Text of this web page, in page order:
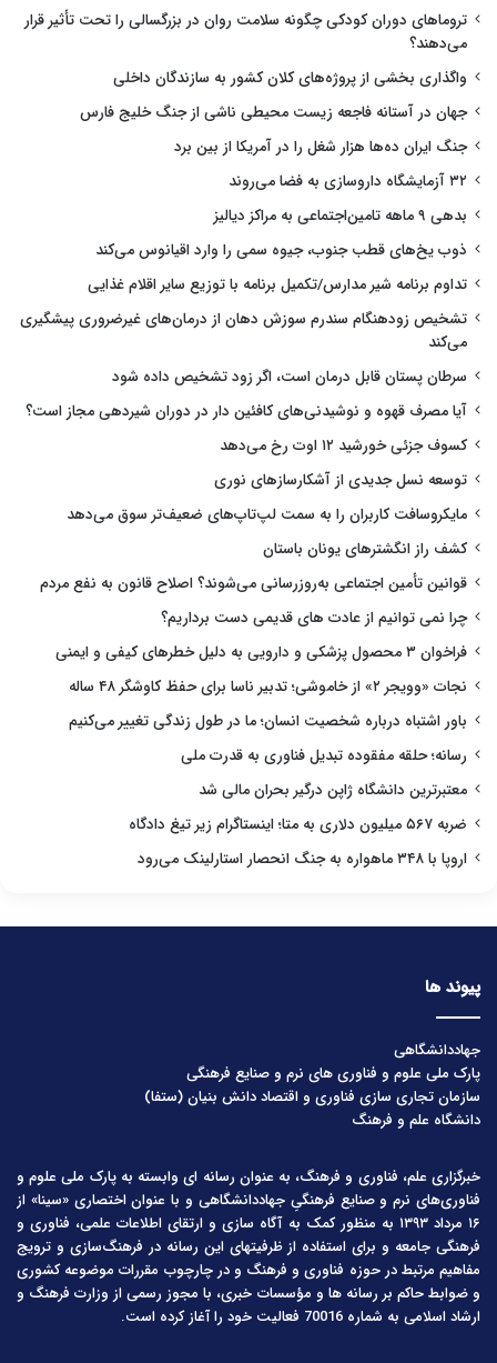
تروماهای دوران کودکی چگونه سلامت روان در بزرگسالی را تحت تأثیر قرار
می‌دهند؟
واگذاری بخشی از پروژه‌های کلان کشور به سازندگان داخلی
جهان در آستانه فاجعه زیست محیطی ناشی از جنگ خلیج فارس
جنگ ایران ده‌ها هزار شغل را در آمریکا از بین برد
۳۲ آزمایشگاه داروسازی به فضا می‌روند
بدهی ۹ ماهه تامین‌اجتماعی به مراکز دیالیز
ذوب یخ‌های قطب جنوب، جیوه سمی را وارد اقیانوس می‌کند
تداوم برنامه شیر مدارس/تکمیل برنامه با توزیع سایر اقلام غذایی
تشخیص زودهنگام سندرم سوزش دهان از درمان‌های غیرضروری پیشگیری
می‌کند
سرطان پستان قابل درمان است، اگر زود تشخیص داده شود
آیا مصرف قهوه و نوشیدنی‌های کافئین دار در دوران شیردهی مجاز است؟
کسوف جزئی خورشید ۱۲ اوت رخ می‌دهد
توسعه نسل جدیدی از آشکارسازهای نوری
مایکروسافت کاربران را به سمت لپ‌تاپ‌های ضعیف‌تر سوق می‌دهد
کشف راز انگشترهای یونان باستان
قوانین تأمین اجتماعی به‌روزرسانی می‌شوند؟ اصلاح قانون به نفع مردم
چرا نمی توانیم از عادت های قدیمی دست برداریم؟
فراخوان ۳ محصول پزشکی و دارویی به دلیل خطرهای کیفی و ایمنی
نجات «وویجر ۲» از خاموشی؛ تدبیر ناسا برای حفظ کاوشگر ۴۸ ساله
باور اشتباه درباره شخصیت انسان؛ ما در طول زندگی تغییر می‌کنیم
رسانه؛ حلقه مفقوده تبدیل فناوری به قدرت ملی
معتبرترین دانشگاه ژاپن درگیر بحران مالی شد
ضربه ۵۶۷ میلیون دلاری به متا؛ اینستاگرام زیر تیغ دادگاه
اروپا با ۳۴۸ ماهواره به جنگ انحصار استارلینک می‌رود
پیوند ها
جهاددانشگاهی
پارک ملی علوم و فناوری های نرم و صنایع فرهنگی
سازمان تجاری سازی فناوری و اقتصاد دانش بنیان (ستفا)
دانشگاه علم و فرهنگ
خبرگزاری علم، فناوری و فرهنگ، به عنوان رسانه ای وابسته به پارک ملی علوم و
فناوری‌های نرم و صنایع فرهنگیِ جهاددانشگاهی و با عنوان اختصاری «سینا» از
۱۶ مرداد ۱۳۹۳ به منظور کمک به آگاه سازی و ارتقای اطلاعات علمی، فناوری و
فرهنگی جامعه و برای استفاده از ظرفیتهای این رسانه در فرهنگ‌سازی و ترویج
مفاهیم مرتبط در حوزه فناوری و فرهنگ و در چارچوب مقررات موضوعه کشوری
و ضوابط حاکم بر رسانه ها و مؤسسات خبری، با مجوز رسمی از وزارت فرهنگ و
ارشاد اسلامی به شماره 70016 فعالیت خود را آغاز کرده است.